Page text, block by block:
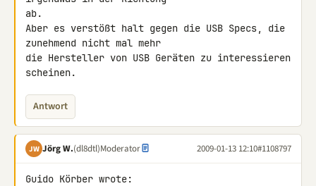
ab.
Aber es verstößt halt gegen die USB Specs, die
zunehmend nicht mal mehr
die Hersteller von USB Geräten zu interessieren
scheinen.
Antwort
JW Jörg W.(dl8dtl)Moderator 2009-01-13 12:10#1108797
Guido Körber wrote: